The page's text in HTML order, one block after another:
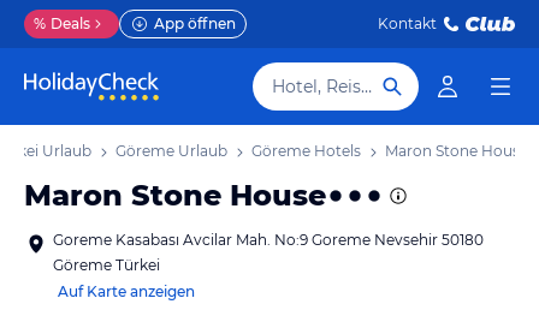
% Deals App öffnen Kontakt
Hotel, Reiseziel
Urlaub Göreme Urlaub Göreme Hotels Maron Stone House
Maron Stone House
Goreme Kasabası Avcilar Mah. No:9 Goreme Nevsehir 50180
Göreme Türkei
Auf Karte anzeigen